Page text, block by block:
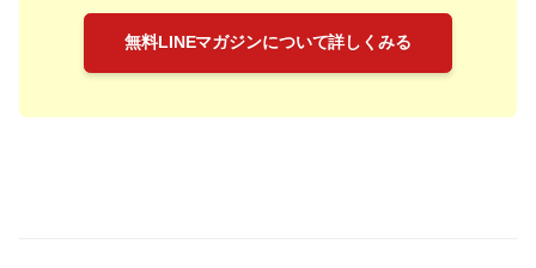
無料LINEマガジンについて詳しくみる